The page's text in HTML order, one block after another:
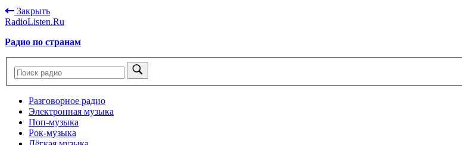
Закрыть
RadioListen.Ru
Радио по странам
Разговорное радио
Электронная музыка
Поп-музыка
Рок-музыка